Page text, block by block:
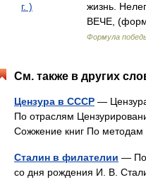
г. )
жизнь.
ВЕЧЕ,
Формула
См. также в других
Цензура в СССР —
По отраслям
Сожжение книг По
Сталин в филателии —
со дня рождения И. В.